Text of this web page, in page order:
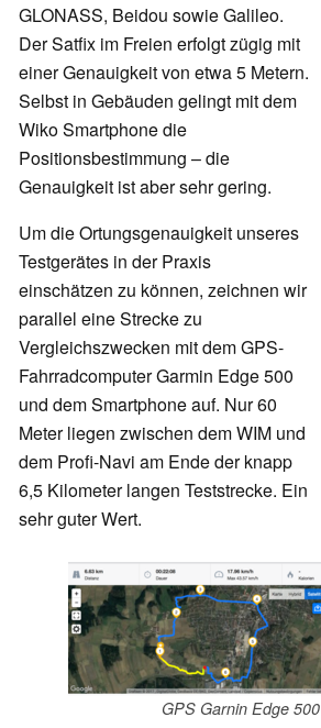
GLONASS, Beidou sowie Galileo.
Der Satfix im Freien erfolgt zügig mit
einer Genauigkeit von etwa 5 Metern.
Selbst in Gebäuden gelingt mit dem
Wiko Smartphone die
Positionsbestimmung – die
Genauigkeit ist aber sehr gering.
Um die Ortungsgenauigkeit unseres
Testgerätes in der Praxis
einschätzen zu können, zeichnen wir
parallel eine Strecke zu
Vergleichszwecken mit dem GPS-
Fahrradcomputer Garmin Edge 500
und dem Smartphone auf. Nur 60
Meter liegen zwischen dem WIM und
dem Profi-Navi am Ende der knapp
6,5 Kilometer langen Teststrecke. Ein
sehr guter Wert.
GPS Garnin Edge 500